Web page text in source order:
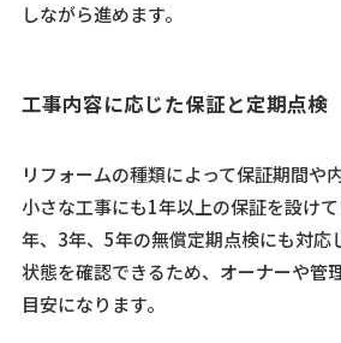
しながら進めます。
工事内容に応じた保証と定期点検
リフォームの種類によって保証期間や
小さな工事にも1年以上の保証を設け
年、3年、5年の無償定期点検にも対応
状態を確認できるため、オーナーや管
目安になります。